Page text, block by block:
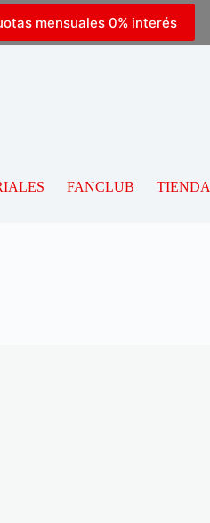
mensuales 0% interés
FANCLUB TIENDA